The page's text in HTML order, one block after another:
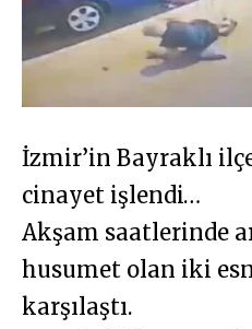
İzmir’in Bayraklı
cinayet işlendi…
Akşam saatlerinde
husumet olan iki
karşılaştı.